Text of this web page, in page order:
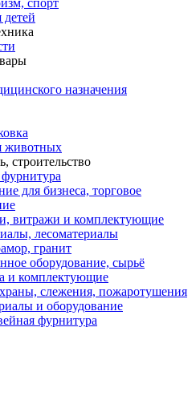
спорт
назначения
животных
строительство
для бизнеса, торговое
витражи и комплектующие
лесоматериалы
гранит
оборудование, сырьё
и комплектующие
слежения, пожаротушения
и оборудование
фурнитура